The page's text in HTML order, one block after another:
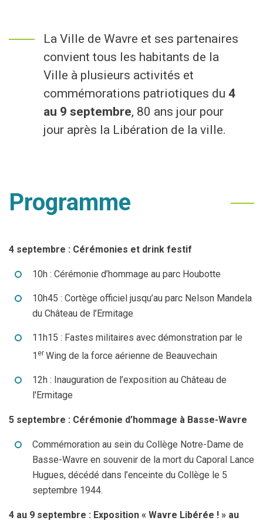
Culture et loisirs
Je suis
Association
En situation de handicap
Jeune
Journaliste
Nouvel habitant
Parent
Touriste
Je trouve
Agenda
Location de salles
Offres d'emploi
Règlements communaux
Objets trouvés
Grands chantiers
La Ville de Wavre et ses partenaires
convient tous les habitants de la
Ville à plusieurs activités et
commémorations patriotiques du 4
au 9 septembre, 80 ans jour pour
jour après la Libération de la ville.
Programme
4 septembre : Cérémonies et drink festif
10h : Cérémonie d’hommage au parc Houbotte
10h45 : Cortège officiel jusqu’au parc Nelson Mandela
du Château de l’Ermitage
11h15 : Fastes militaires avec démonstration par le
1 er Wing de la force aérienne de Beauvechain
12h : Inauguration de l’exposition au Château de
l'Ermitage
5 septembre : Cérémonie d’hommage à Basse-Wavre
Commémoration au sein du Collège Notre-Dame de
Basse-Wavre en souvenir de la mort du Caporal Lance
Hugues, décédé dans l’enceinte du Collège le 5
septembre 1944.
4 au 9 septembre : Exposition « Wavre Libérée ! » au